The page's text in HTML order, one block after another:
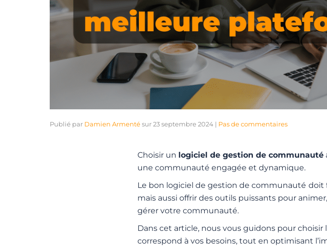
Publié par Damien Armentésur23 septembre 2024 | Pas de commentaires
Choisir un logiciel de gestion de communauté
une communauté engagée et dynamique.
Le bon logiciel de gestion de communauté doit
mais aussi offrir des outils puissants pour
gérer votre communauté.
Dans cet article, nous vous guidons pour choisir
correspond à vos besoins, tout en optimisant